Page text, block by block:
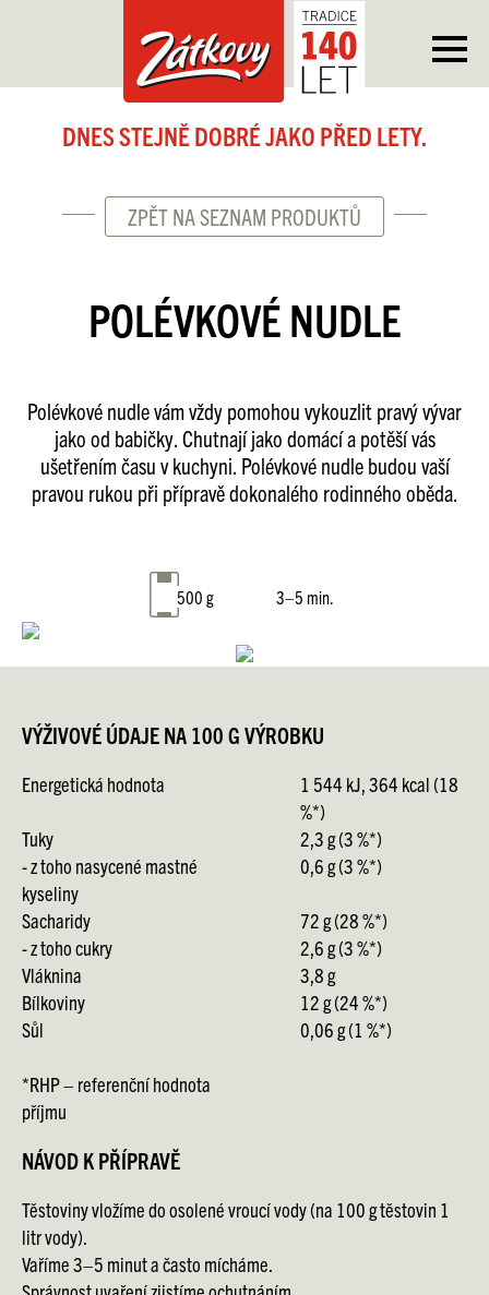
DNES STEJNĚ DOBRÉ JAKO PŘED LETY.
ZPĚT NA SEZNAM PRODUKTŮ
POLÉVKOVÉ NUDLE
Polévkové nudle vám vždy pomohou vykouzlit pravý vývar
jako od babičky. Chutnají jako domácí a potěší vás
ušetřením času v kuchyni. Polévkové nudle budou vaší
pravou rukou při přípravě dokonalého rodinného oběda.
500 g 3–5 min.
VÝŽIVOVÉ ÚDAJE NA 100 G VÝROBKU
Energetická hodnota
1 544 kJ, 364 kcal (18
%*)
Tuky
2,3 g (3 %*)
- z toho nasycené mastné
kyseliny
0,6 g (3 %*)
Sacharidy
72 g (28 %*)
- z toho cukry
2,6 g (3 %*)
Vláknina
3,8 g
Bílkoviny
12 g (24 %*)
Sůl
0,06 g (1 %*)
*RHP – referenční hodnota
příjmu
NÁVOD K PŘÍPRAVĚ
Těstoviny vložíme do osolené vroucí vody (na 100 g těstovin 1
litr vody).
Vaříme 3–5 minut a často mícháme.